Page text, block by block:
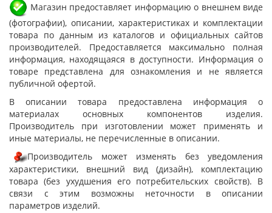
Магазин предоставляет информацию о внешнем виде
(фотографии), описании, характеристиках и комплектации
товара по данным из каталогов и официальных сайтов
производителей. Предоставляется максимально полная
информация, находящаяся в доступности. Информация о
товаре представлена для ознакомления и не является
публичной офертой.
В описании товара предоставлена информация о
материалах основных компонентов изделия.
Производитель при изготовлении может применять и
иные материалы, не перечисленные в описании.
Производитель может изменять без уведомления
характеристики, внешний вид (дизайн), комплектацию
товара (без ухудшения его потребительских свойств). В
связи с этим возможны неточности в описании
параметров изделий.